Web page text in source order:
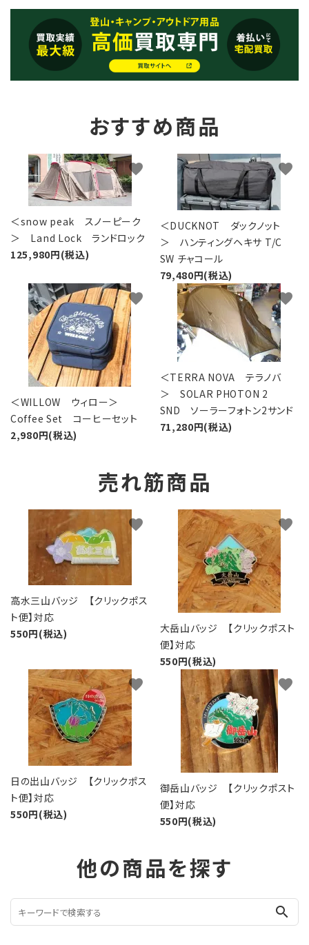
おすすめ商品
＜snow peak スノーピーク
＞ Land Lock ランドロック
125,980円(税込)
favorite
＜DUCKNOT ダックノット
＞ ハンティングヘキサ T/C
SW チャコール
79,480円(税込)
favorite
＜WILLOW ウィロー＞
Coffee Set コーヒーセット
2,980円(税込)
favorite
＜TERRA NOVA テラノバ
＞ SOLAR PHOTON 2
SND ソーラーフォトン2サンド
71,280円(税込)
favorite
売れ筋商品
高水三山バッジ 【クリックポス
ト便】対応
550円(税込)
favorite
大岳山バッジ 【クリックポスト
便】対応
550円(税込)
favorite
日の出山バッジ 【クリックポス
ト便】対応
550円(税込)
favorite
御岳山バッジ 【クリックポスト
便】対応
550円(税込)
favorite
他の商品を探す
search